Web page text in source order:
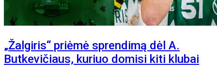
„Žalgiris“ priėmė sprendimą dėl A.
Butkevičiaus, kuriuo domisi kiti klubai